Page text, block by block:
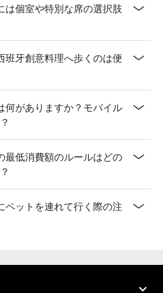
は個室や特別な席の選択肢
班牙創意料理へ歩くのは便
何がありますか？モバイル
最低消費額のルールはどの
ペットを連れて行く際の注